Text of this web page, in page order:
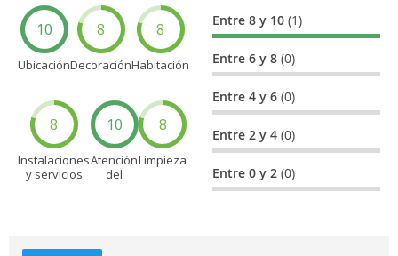
10
Ubicación
8
Decoración
8
Habitación
8
Instalaciones
y servicios
10
Atención
del
8
Limpieza
Entre 8 y 10(1)
Entre 6 y 8(0)
Entre 4 y 6(0)
Entre 2 y 4(0)
Entre 0 y 2(0)